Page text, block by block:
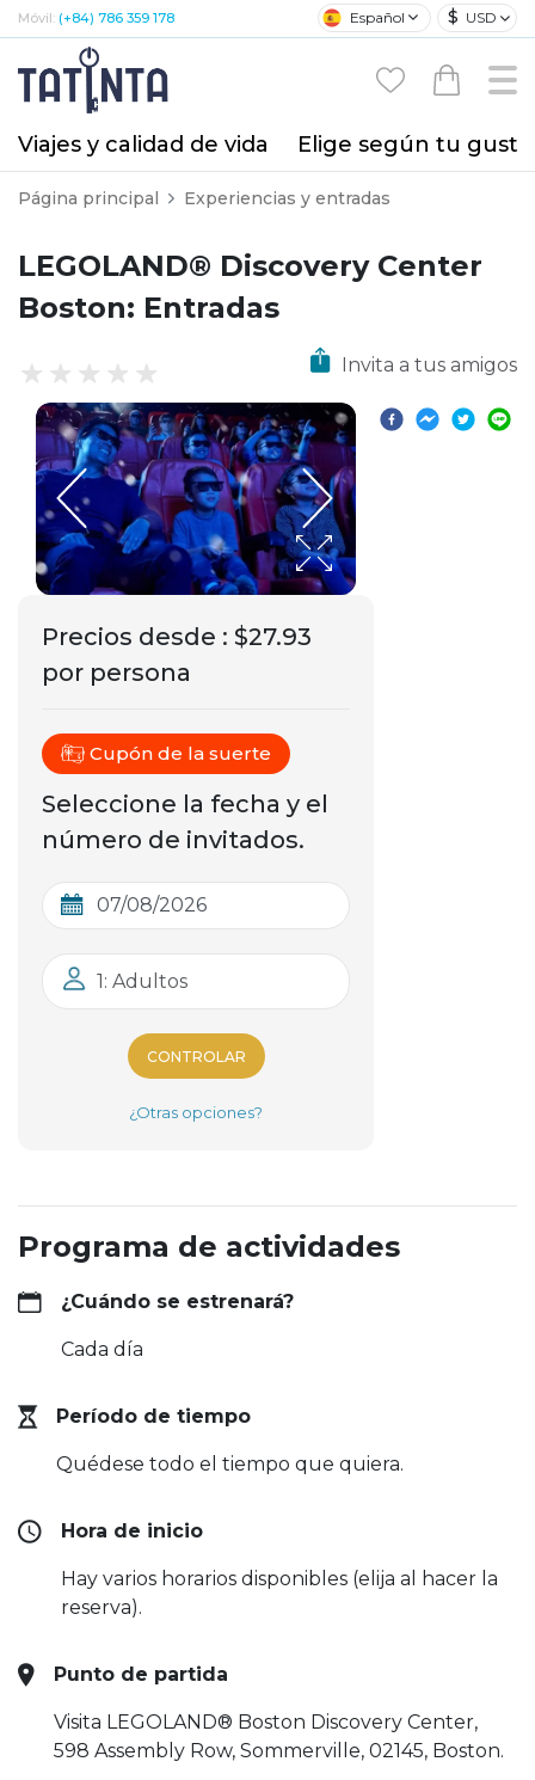
Móvil: (+84) 786 359 178 Español $ USD
Viajes y calidad de vida Elige según tu
Página principal Experiencias y entradas
LEGOLAND® Discovery Center
Boston: Entradas
Invita a tus amigos
Precios desde : $27.93
por persona
Cupón de la suerte
Seleccione la fecha y el
número de invitados.
1: Adultos
CONTROLAR
¿Otras opciones?
Programa de actividades
¿Cuándo se estrenará?
Cada día
Período de tiempo
Quédese todo el tiempo que quiera.
Hora de inicio
Hay varios horarios disponibles (elija al hacer la
reserva).
Punto de partida
Visita LEGOLAND® Boston Discovery Center,
598 Assembly Row, Sommerville, 02145, Boston.